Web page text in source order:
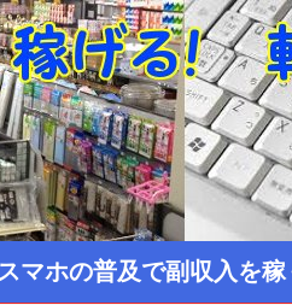
マホの普及で副収入を稼